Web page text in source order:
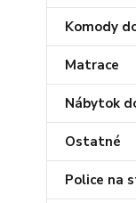
Komody
Matrace
Nábytok
Ostatné
Police na